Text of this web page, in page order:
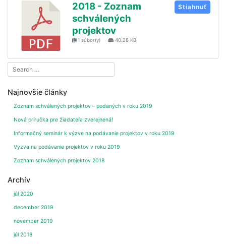
2018 - Zoznam
schválených
projektov
1 súbor(y) 40.28 KB
Stiahnuť
Najnovšie články
Zoznam schválených projektov – podaných v roku 2019
Nová príručka pre žiadateľa zverejnená!
Informačný seminár k výzve na podávanie projektov v roku 2019
Výzva na podávanie projektov v roku 2019
Zoznam schválených projektov 2018
Archív
júl 2020
december 2019
november 2019
júl 2018